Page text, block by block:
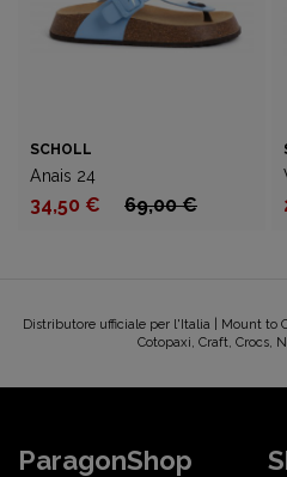
SCHOLL
Anais 24
34,50 € 69,00 €
Distributore ufficiale per l'Italia | Mount to
Cotopaxi, Craft, Crocs,
ParagonShop